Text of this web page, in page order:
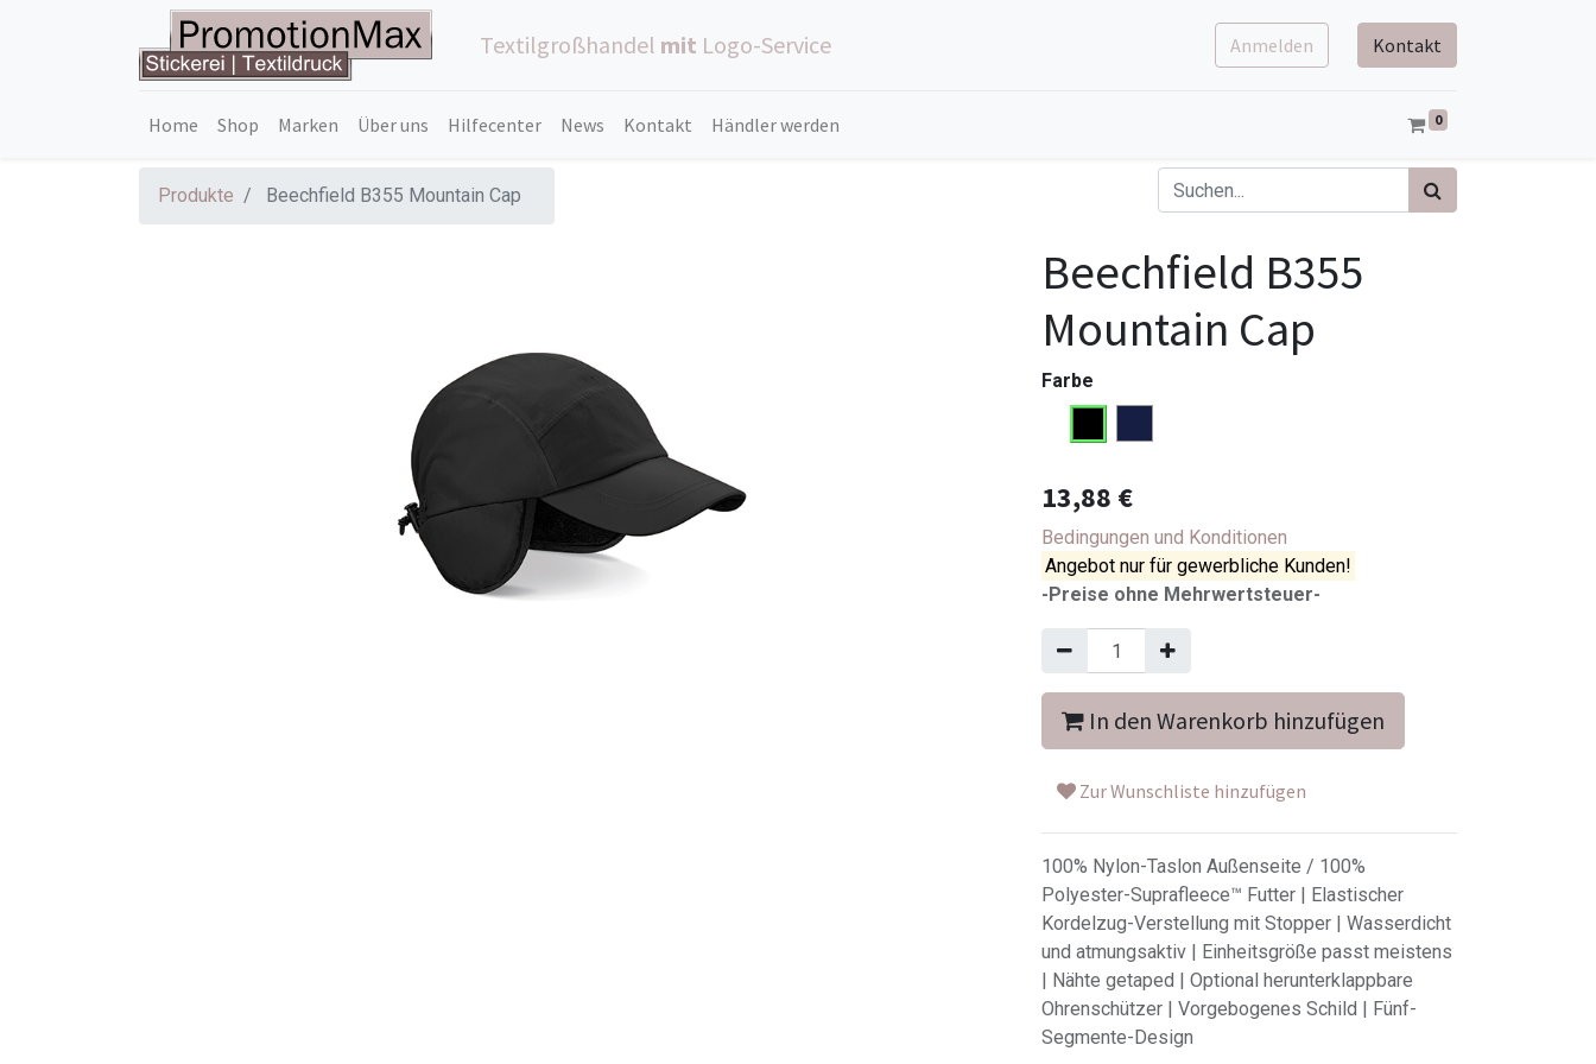
Textilgroßhandel mit Logo-Service Anmelden Kontakt
Home Shop Marken Über uns Hilfecenter News Kontakt Händler werden 0
Produkte Beechfield B355 Mountain Cap
Beechfield B355
Mountain Cap
Farbe
13,88 €
Bedingungen und Konditionen
Angebot nur für gewerbliche Kunden!
-Preise ohne Mehrwertsteuer-
In den Warenkorb hinzufügen
Zur Wunschliste hinzufügen
100% Nylon-Taslon Außenseite / 100%
Polyester-Suprafleece™ Futter | Elastischer
Kordelzug-Verstellung mit Stopper | Wasserdicht
und atmungsaktiv | Einheitsgröße passt meistens
| Nähte getaped | Optional herunterklappbare
Ohrenschützer | Vorgebogenes Schild | Fünf-
Segmente-Design